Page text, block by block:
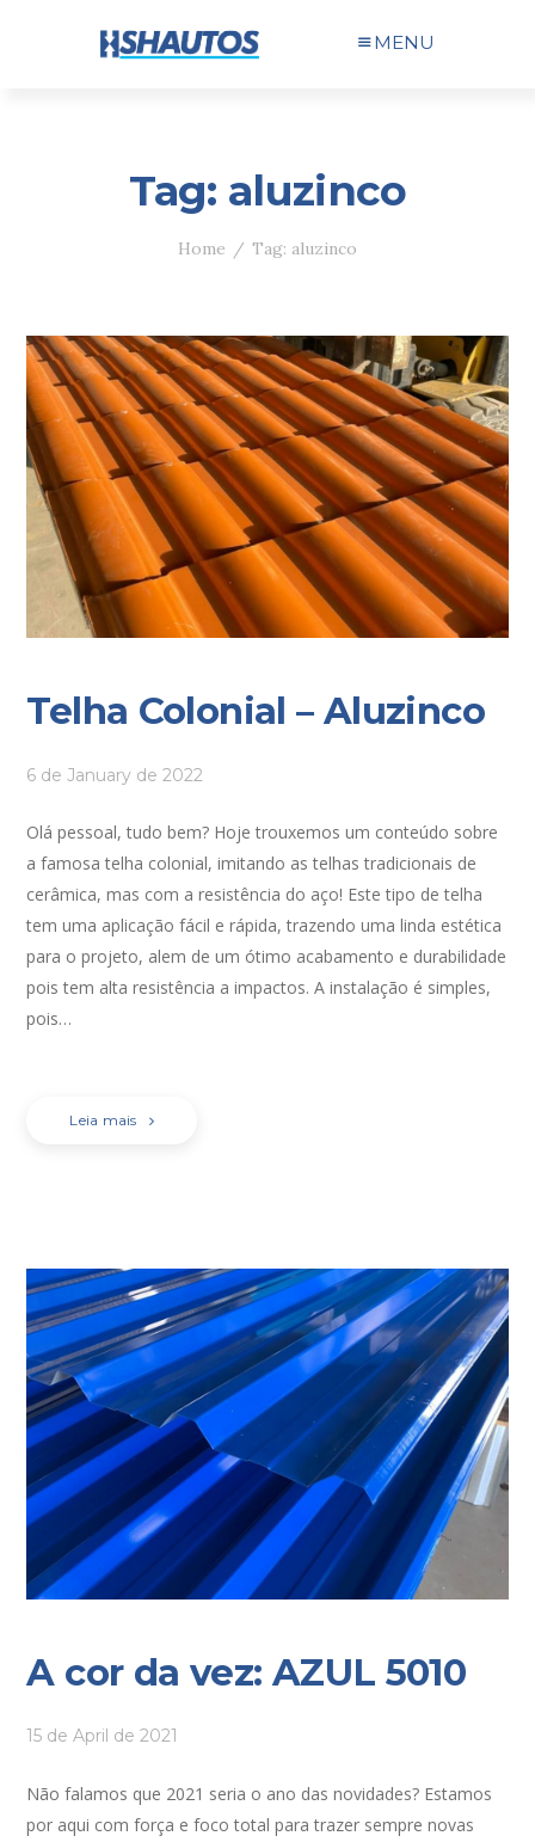
MENU
Tag: aluzinco
Home Tag: aluzinco
Telha Colonial – Aluzinco
6 de January de 2022
Olá pessoal, tudo bem? Hoje trouxemos um conteúdo sobre
a famosa telha colonial, imitando as telhas tradicionais de
cerâmica, mas com a resistência do aço! Este tipo de telha
tem uma aplicação fácil e rápida, trazendo uma linda estética
para o projeto, alem de um ótimo acabamento e durabilidade
pois tem alta resistência a impactos. A instalação é simples,
pois…
Leia mais
A cor da vez: AZUL 5010
15 de April de 2021
Não falamos que 2021 seria o ano das novidades? Estamos
por aqui com força e foco total para trazer sempre novas